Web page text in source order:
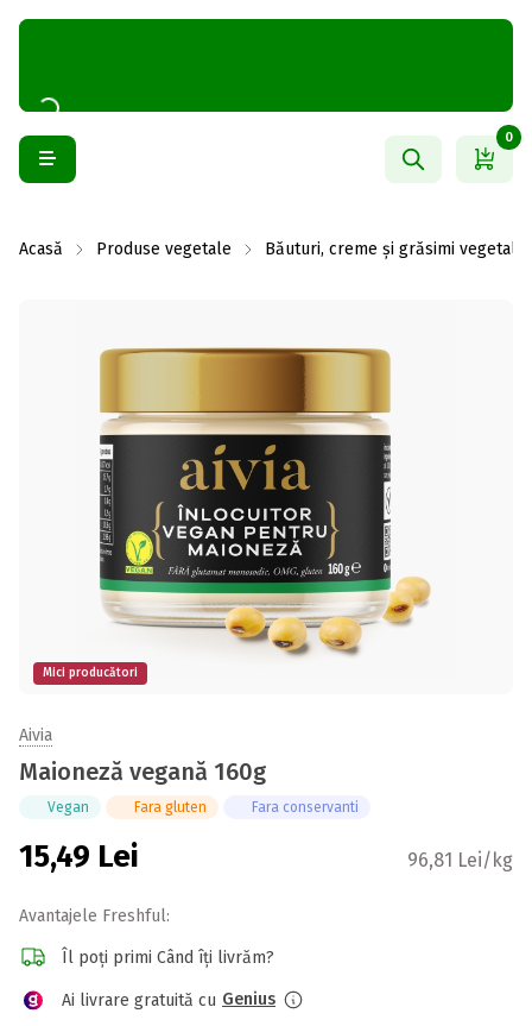
0
Acasă Produse vegetale Băuturi, creme și grăsimi vegetale
Mici producători
Aivia
Maioneză vegană 160g
Vegan Fara gluten Fara conservanti
15,49 Lei 96,81 Lei/kg
Avantajele Freshful:
Îl poți primi Când îți livrăm?
Ai livrare gratuită cu Genius